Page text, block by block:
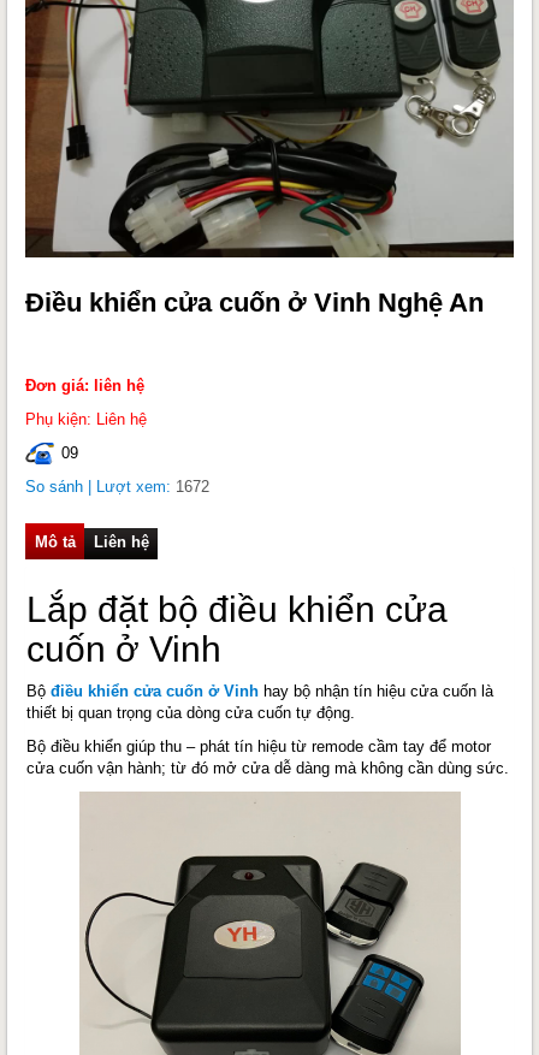
Điều khiển cửa cuốn ở Vinh Nghệ An
Đơn giá: liên hệ
Phụ kiện: Liên hệ
09
So sánh | Lượt xem: 1672
Mô tả Liên hệ
Lắp đặt bộ điều khiển cửa
cuốn ở Vinh
Bộ điều khiển cửa cuốn ở Vinh hay bộ nhận tín hiệu cửa cuốn là
thiết bị quan trọng của dòng cửa cuốn tự động.
Bộ điều khiển giúp thu – phát tín hiệu từ remode cầm tay để motor
cửa cuốn vận hành; từ đó mở cửa dễ dàng mà không cần dùng sức.